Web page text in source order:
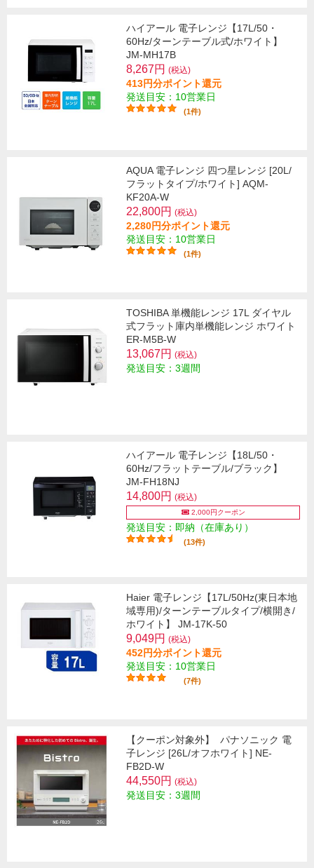
ハイアール 電子レンジ【17L/50・
60Hz/ターンテーブル式/ホワイト】
JM-MH17B
8,267円 (税込)
413円分ポイント還元
発送目安：10営業日
(1件)
AQUA 電子レンジ 四つ星レンジ [20L/
フラットタイプ/ホワイト] AQM-
KF20A-W
22,800円 (税込)
2,280円分ポイント還元
発送目安：10営業日
(1件)
TOSHIBA 単機能レンジ 17L ダイヤル
式フラット庫内単機能レンジ ホワイト
ER-M5B-W
13,067円 (税込)
発送目安：3週間
ハイアール 電子レンジ【18L/50・
60Hz/フラットテーブル/ブラック】
JM-FH18NJ
14,800円 (税込)
2,000円クーポン
発送目安：即納（在庫あり）
(13件)
Haier 電子レンジ【17L/50Hz(東日本地
域専用)/ターンテーブルタイプ/横開き/
ホワイト】 JM-17K-50
9,049円 (税込)
452円分ポイント還元
発送目安：10営業日
(7件)
【クーポン対象外】
パナソニック 電
子レンジ [26L/オフホワイト] NE-
FB2D-W
44,550円 (税込)
発送目安：3週間